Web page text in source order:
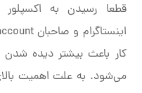
قطعا رسیدن به اکسپلور
کار باعث بیشتر دیده
می‌شود. به علت اهمیت